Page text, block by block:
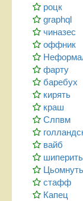
роцк
graphql
чиназес
оффник
фарту
баребух
кирять
краш
Слпвм
вайб
шиперить
Цьомнуть
стафф
Капец